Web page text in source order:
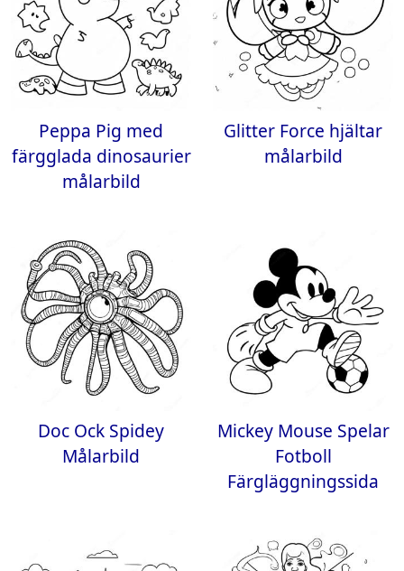
Peppa Pig med
färgglada dinosaurier
målarbild
Glitter Force hjältar
målarbild
Doc Ock Spidey
Målarbild
Mickey Mouse Spelar
Fotboll
Färgläggningssida